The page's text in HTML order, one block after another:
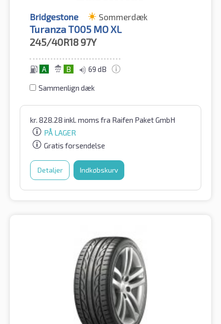
Bridgestone Sommerdæk
Turanza T005 MO XL
245/40R18 97Y
A B 69 dB
Sammenlign dæk
kr. 828.28 inkl. moms fra Raifen Paket GmbH
PÅ LAGER
Gratis forsendelse
Detaljer Indkøbskurv